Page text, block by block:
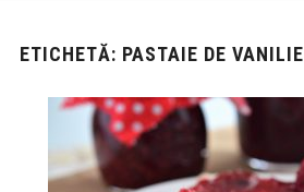
ETICHETĂ: PASTAIE DE VANILIE